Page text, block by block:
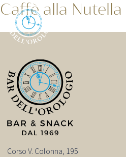
Caffè alla Nutella
Corso V. Colonna, 195